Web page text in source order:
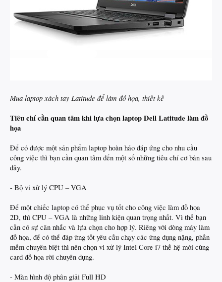
Mua laptop xách tay Latitude để làm đồ họa, thiết kế
Tiêu chí cần quan tâm khi lựa chọn laptop Dell Latitude làm đồ
họa
Để có được một sản phẩm laptop hoàn hảo đáp ứng cho nhu cầu
công việc thì bạn cần quan tâm đến một số những tiêu chí cơ bản sau
đây.
- Bộ vi xử lý CPU – VGA
Để một chiếc laptop có thể phục vụ tốt cho công việc làm đồ họa
2D, thì CPU – VGA là những linh kiện quan trọng nhất. Vì thế bạn
cần có sự cân nhắc và lựa chọn cho hợp lý. Riêng với dòng máy làm
đồ họa, để có thể đáp ứng tốt yêu cầu chạy các ứng dụng nặng, phần
mềm chuyên biệt thì nên chọn vi xử lý Intel Core i7 thế hệ mới cùng
card đồ họa rời chuyên dụng.
- Màn hình độ phân giải Full HD